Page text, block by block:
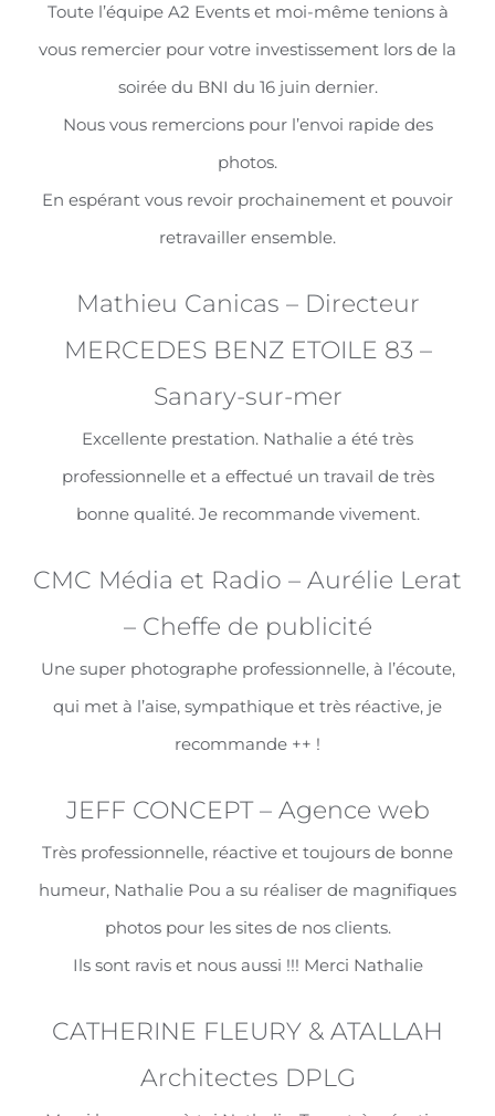
Toute l’équipe A2 Events et moi-même tenions à
vous remercier pour votre investissement lors de la
soirée du BNI du 16 juin dernier.
Nous vous remercions pour l’envoi rapide des
photos.
En espérant vous revoir prochainement et pouvoir
retravailler ensemble.
Mathieu Canicas – Directeur
MERCEDES BENZ ETOILE 83 –
Sanary-sur-mer
Excellente prestation. Nathalie a été très
professionnelle et a effectué un travail de très
bonne qualité. Je recommande vivement.
CMC Média et Radio – Aurélie Lerat
– Cheffe de publicité
Une super photographe professionnelle, à l’écoute,
qui met à l’aise, sympathique et très réactive, je
recommande ++ !
JEFF CONCEPT – Agence web
Très professionnelle, réactive et toujours de bonne
humeur, Nathalie Pou a su réaliser de magnifiques
photos pour les sites de nos clients.
Ils sont ravis et nous aussi !!! Merci Nathalie
CATHERINE FLEURY & ATALLAH
Architectes DPLG